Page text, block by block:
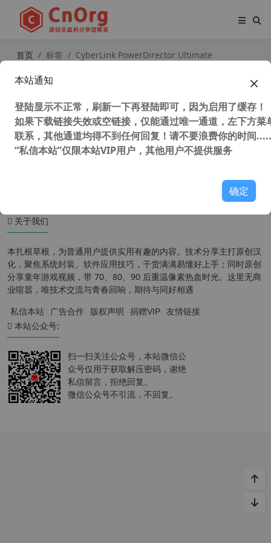
首页 标签 CyberLink PowerDirector Ultimate
威力导演21 旗舰版 CyberLink Powe
性视频剪辑软件 汉化中文版
关于我们
本扎根草根，为普通用户提供实用有趣的内容。技术分享主打原创汉
化，聚焦系统封装、软件应用技巧，干货满满易懂好上手；同时原创
分享童年游戏视频，带 70、80、90 后重温像素热血时光。这里无商
业喧嚣，唯技术交流与青春回响，期待与同好相遇
私信本站 广告合作 版权声明 捐赠VIP 友情链接
本站公众号:
扫一扫关注公众号，本站微信公
众号仅用于获取解压密码，谢绝
私信留言，拒绝回复。
微信公众号不引流，不回复。
本站通知
登陆显示不正常，刷新一下再登陆即可，因为启用了缓存！
如果下载链接失效或空链接，仅能通过唯一通道，左下方菜
联系，其他通道均得不到任何回复！请不要浪费你的时间
“私信本站”仅限本站VIP用户，其他用户不提供服务
确定